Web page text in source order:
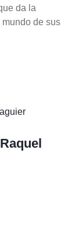
da la
de sus